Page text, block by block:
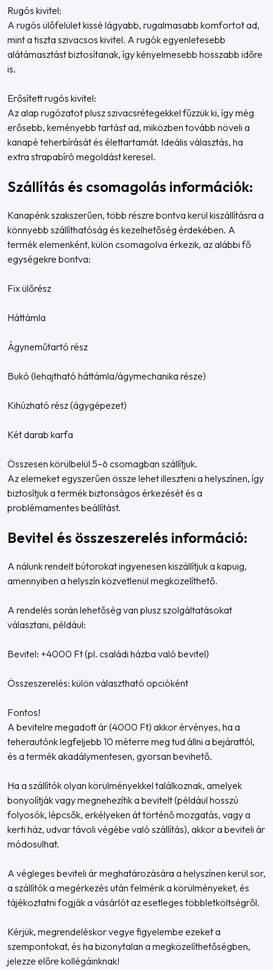
Rugós kivitel:
A rugós ülőfelület kissé lágyabb, rugalmasabb komfortot ad,
mint a tiszta szivacsos kivitel. A rugók egyenletesebb
alátámasztást biztosítanak, így kényelmesebb hosszabb időre
is.
Erősített rugós kivitel:
Az alap rugózatot plusz szivacsrétegekkel fűzzük ki, így még
erősebb, keményebb tartást ad, miközben tovább növeli a
kanapé teherbírását és élettartamát. Ideális választás, ha
extra strapabíró megoldást keresel.
Szállítás és csomagolás információk:
Kanapénk szakszerűen, több részre bontva kerül kiszállításra a
könnyebb szállíthatóság és kezelhetőség érdekében. A
termék elemenként, külön csomagolva érkezik, az alábbi fő
egységekre bontva:
Fix ülőrész
Háttámla
Ágyneműtartó rész
Bukó (lehajtható háttámla/ágymechanika része)
Kihúzható rész (ágygépezet)
Két darab karfa
Összesen körülbelül 5–6 csomagban szállítjuk.
Az elemeket egyszerűen össze lehet illeszteni a helyszínen, így
biztosítjuk a termék biztonságos érkezését és a
problémamentes beállítást.
Bevitel és összeszerelés információ:
A nálunk rendelt bútorokat ingyenesen kiszállítjuk a kapuig,
amennyiben a helyszín közvetlenül megközelíthető.
A rendelés során lehetőség van plusz szolgáltatásokat
választani, például:
Bevitel: +4000 Ft (pl. családi házba való bevitel)
Összeszerelés: külön választható opcióként
Fontos!
A bevitelre megadott ár (4000 Ft) akkor érvényes, ha a
teherautónk legfeljebb 10 méterre meg tud állni a bejárattól,
és a termék akadálymentesen, gyorsan bevihető.
Ha a szállítók olyan körülményekkel találkoznak, amelyek
bonyolítják vagy megnehezítik a bevitelt (például hosszú
folyosók, lépcsők, erkélyeken át történő mozgatás, vagy a
kerti ház, udvar távoli végébe való szállítás), akkor a beviteli ár
módosulhat.
A végleges beviteli ár meghatározására a helyszínen kerül sor,
a szállítók a megérkezés után felmérik a körülményeket, és
tájékoztatni fogják a vásárlót az esetleges többletköltségről.
Kérjük, megrendeléskor vegye figyelembe ezeket a
szempontokat, és ha bizonytalan a megközelíthetőségben,
jelezze előre kollégáinknak!